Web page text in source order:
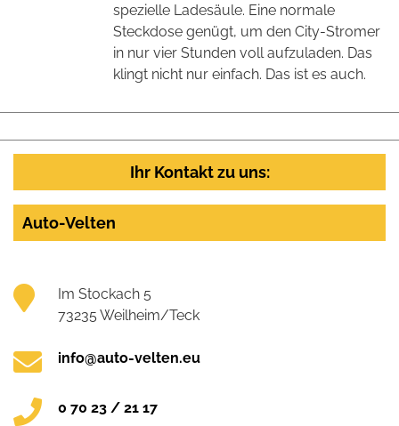
spezielle Ladesäule. Eine normale
Steckdose genügt, um den City-Stromer
in nur vier Stunden voll aufzuladen. Das
klingt nicht nur einfach. Das ist es auch.
Ihr Kontakt zu uns:
Auto-Velten
Im Stockach 5
73235 Weilheim/Teck
info@auto-velten.eu
0 70 23 / 21 17